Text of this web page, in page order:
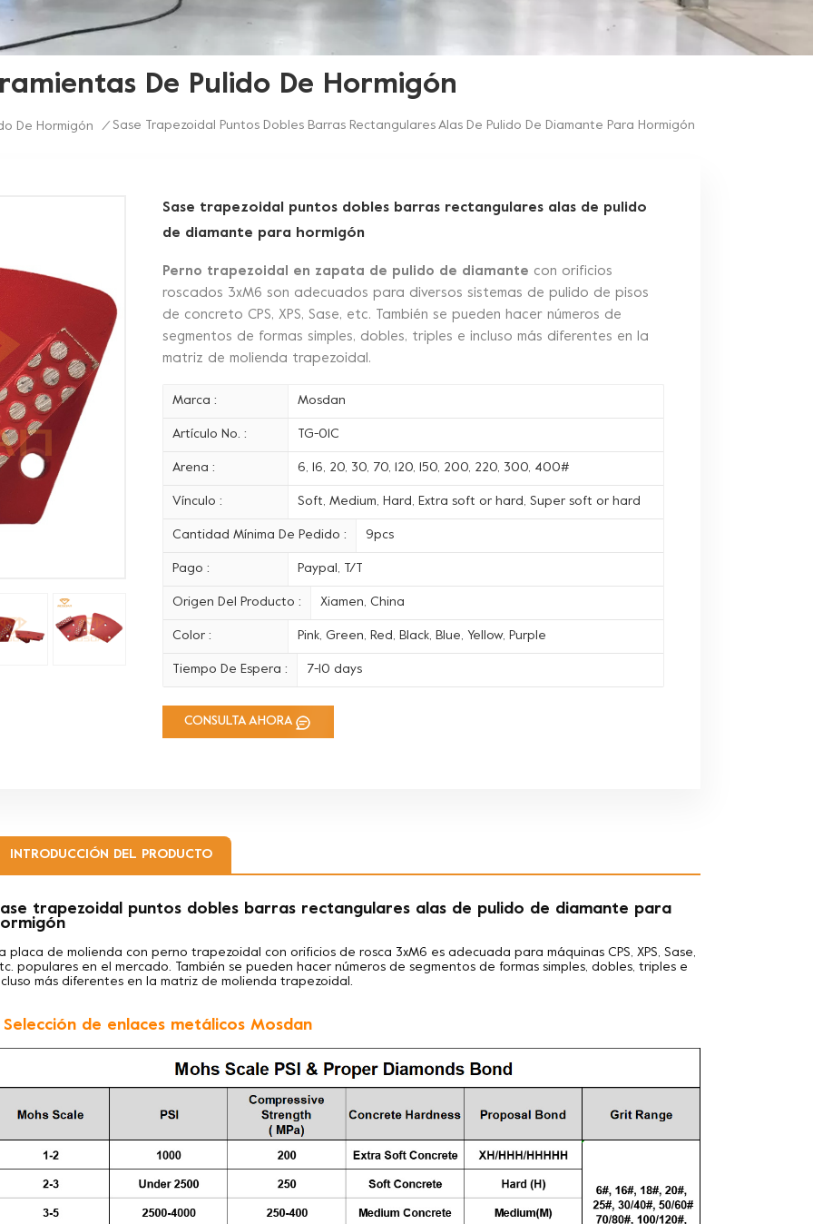
De Pulido De Hormigón
De Hormigón / Sase Trapezoidal Puntos Dobles Barras Rectangulares Alas De Pulido De Diamante Para Hormigón
Sase trapezoidal puntos dobles barras rectangulares alas de pulido
de diamante para hormigón
Perno trapezoidal en zapata de pulido de diamante con orificios
roscados 3xM6 son adecuados para diversos sistemas de pulido de pisos
de concreto CPS, XPS, Sase, etc. También se pueden hacer números de
segmentos de formas simples, dobles, triples e incluso más diferentes en la
matriz de molienda trapezoidal.
Marca : Mosdan
Artículo No. : TG-01C
Arena : 6, 16, 20, 30, 70, 120, 150, 200, 220, 300, 400#
Vínculo : Soft, Medium, Hard, Extra soft or hard, Super soft or hard
Cantidad Mínima De Pedido : 9pcs
Pago : Paypal, T/T
Origen Del Producto : Xiamen, China
Color : Pink, Green, Red, Black, Blue, Yellow, Purple
Tiempo De Espera : 7-10 days
CONSULTA AHORA
INTRODUCCIÓN DEL PRODUCTO
trapezoidal puntos dobles barras rectangulares alas de pulido de diamante para
placa de molienda con perno trapezoidal con orificios de rosca 3xM6 es adecuada para máquinas CPS, XPS, Sase,
populares en el mercado. También se pueden hacer números de segmentos de formas simples, dobles, triples e
más diferentes en la matriz de molienda trapezoidal.
Selección de enlaces metálicos Mosdan